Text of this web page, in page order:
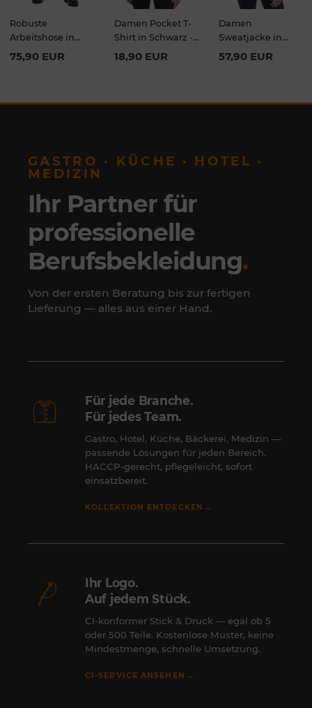
Robuste
Arbeitshose in
Schwarz - Carhartt
75,90 EUR
Damen Pocket T-
Shirt in Schwarz -
Carhartt
18,90 EUR
Damen
Sweatjacke in
Schwarz - Carhartt
57,90 EUR
GASTRO · KÜCHE · HOTEL ·
MEDIZIN
Ihr Partner für
professionelle
Berufsbekleidung.
Von der ersten Beratung bis zur fertigen
Lieferung — alles aus einer Hand.
Für jede Branche.
Für jedes Team.
Gastro, Hotel, Küche, Bäckerei, Medizin —
passende Lösungen für jeden Bereich.
HACCP-gerecht, pflegeleicht, sofort
einsatzbereit.
KOLLEKTION ENTDECKEN →
Ihr Logo.
Auf jedem Stück.
CI-konformer Stick & Druck — egal ob 5
oder 500 Teile. Kostenlose Muster, keine
Mindestmenge, schnelle Umsetzung.
CI-SERVICE ANSEHEN →